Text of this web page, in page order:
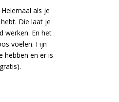
als je
Die laat je
werken. En het
voelen. Fijn
hebben en er is